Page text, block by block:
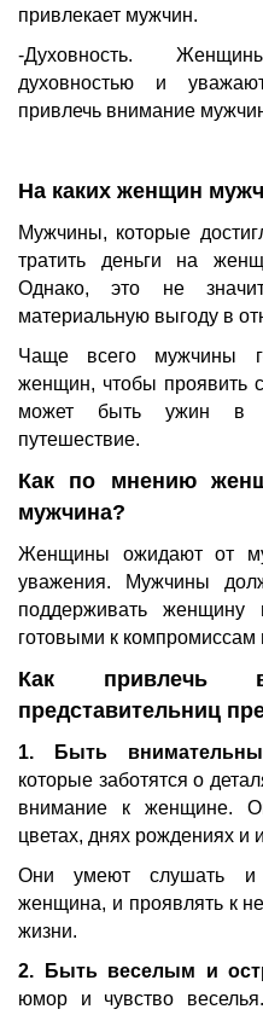
привлекает мужчин.
-Духовность.
духовностью и
привлечь внимание
На каких женщин
Мужчины, которые
тратить деньги на
Однако, это не
материальную выгоду в
Чаще всего мужчины
женщин, чтобы проявить
может быть ужин в
путешествие.
Как по мнению
мужчина?
Женщины ожидают от
уважения. Мужчины
поддерживать
готовыми к компромиссам
Как привлечь
представительниц
1. Быть
которые заботятся о
внимание к женщине.
цветах, днях рождениях и
Они умеют слушать и
женщина, и проявлять к
жизни.
2. Быть веселым и
юмор и чувство